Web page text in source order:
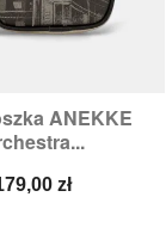
ANEKKE
zł
podgląd